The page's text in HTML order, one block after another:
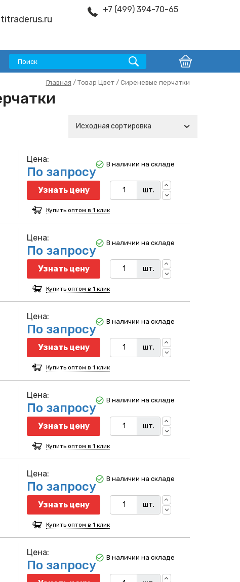
+7 (499) 394-70-65
Главная / Товар Цвет / Сиреневые перчатки
Исходная сортировка
Цена:
По запросу
Узнать цену шт.
В наличии на складе
Купить оптом в 1 клик
Цена:
По запросу
Узнать цену шт.
В наличии на складе
Купить оптом в 1 клик
Цена:
По запросу
Узнать цену шт.
В наличии на складе
Купить оптом в 1 клик
Цена:
По запросу
Узнать цену шт.
В наличии на складе
Купить оптом в 1 клик
Цена:
По запросу
Узнать цену шт.
В наличии на складе
Купить оптом в 1 клик
Цена:
По запросу
В наличии на складе